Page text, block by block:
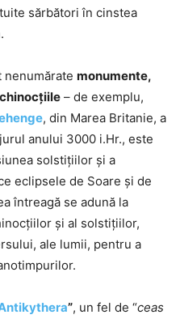
sărbători în cinstea
monumente,
– de exemplu,
, din Marea Britanie, a
anului 3000 i.Hr., este
solstiţiilor şi a
eclipsele de Soare şi de
întreagă se adună la
şi al solstiţiilor,
ale lumii, pentru a
”, un fel de “ceas